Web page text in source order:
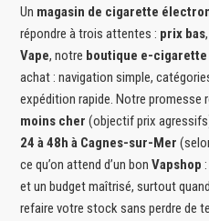
Un magasin de cigarette
répondre à trois attentes : prix bas,
Vape, notre boutique e-cigarette
achat : navigation simple,
expédition rapide. Notre promesse
moins cher (objectif prix
24 à 48h à Cagnes-sur-Mer
ce qu’on attend d’un bonVapshop
et un budget maîtrisé, surtout
refaire votre stock sans perdre de